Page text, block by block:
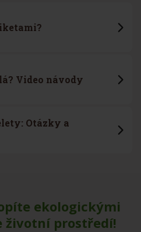
Video návody
Otázky a
ekologickými
životní prostředí!